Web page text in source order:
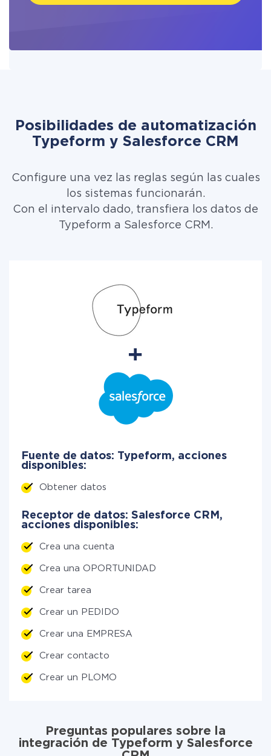
Posibilidades de automatización
Typeform y Salesforce CRM
Configure una vez las reglas según las cuales
los sistemas funcionarán.
Con el intervalo dado, transfiera los datos de
Typeform a Salesforce CRM.
Fuente de datos: Typeform, acciones
disponibles:
Obtener datos
Receptor de datos: Salesforce CRM,
acciones disponibles:
Crea una cuenta
Crea una OPORTUNIDAD
Crear tarea
Crear un PEDIDO
Crear una EMPRESA
Crear contacto
Crear un PLOMO
Preguntas populares sobre la
integración de Typeform y Salesforce